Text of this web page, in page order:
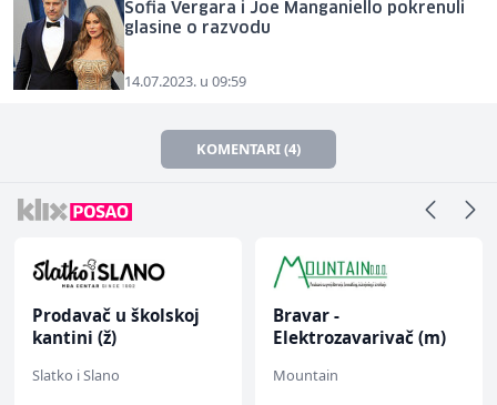
Sofia Vergara i Joe Manganiello pokrenuli
glasine o razvodu
14.07.2023. u 09:59
KOMENTARI (4)
Prodavač u školskoj
kantini (ž)
Slatko i Slano
Bravar -
Elektrozavarivač (m)
Mountain